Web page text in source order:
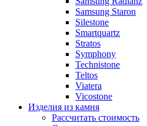
Samsung Staron
Silestone
Smartquartz
Stratos
Symphony
Technistone
Teltos
Viatera
Vicostone
Изделия из камня
Рассчитать стоимость